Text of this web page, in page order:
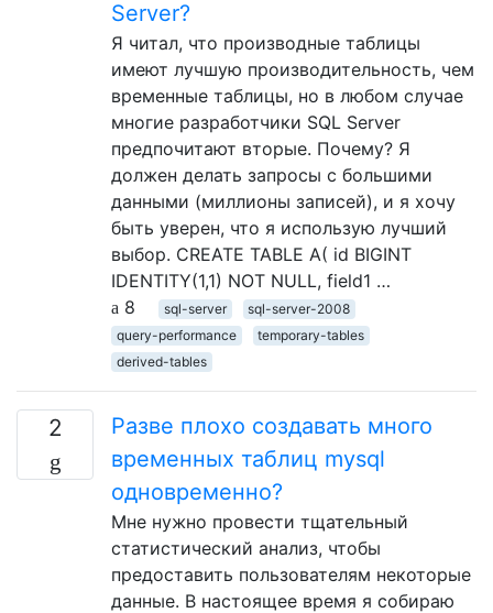
Server?
Я читал, что производные таблицы
имеют лучшую производительность, чем
временные таблицы, но в любом случае
многие разработчики SQL Server
предпочитают вторые. Почему? Я
должен делать запросы с большими
данными (миллионы записей), и я хочу
быть уверен, что я использую лучший
выбор. CREATE TABLE A( id BIGINT
IDENTITY(1,1) NOT NULL, field1 …
8
sql-server
sql-server-2008
query-performance
temporary-tables
derived-tables
2
Разве плохо создавать много
временных таблиц mysql
одновременно?
Мне нужно провести тщательный
статистический анализ, чтобы
предоставить пользователям некоторые
данные. В настоящее время я собираю